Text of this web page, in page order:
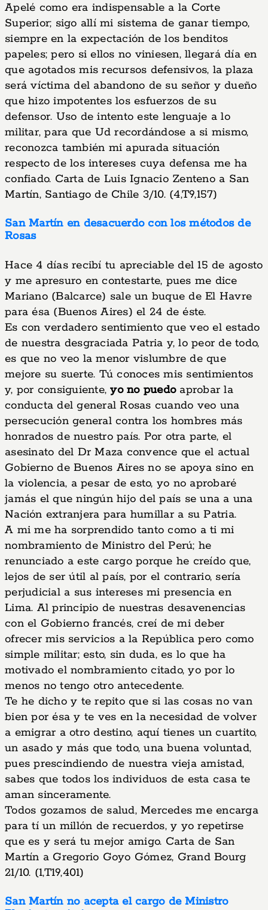
Apelé como era indispensable a la Corte
Superior; sigo allí mi sistema de ganar tiempo,
siempre en la expectación de los benditos
papeles; pero si ellos no viniesen, llegará día en
que agotados mis recursos defensivos, la plaza
será víctima del abandono de su señor y dueño
que hizo impotentes los esfuerzos de su
defensor. Uso de intento este lenguaje a lo
militar, para que Ud recordándose a si mismo,
reconozca también mi apurada situación
respecto de los intereses cuya defensa me ha
confiado. Carta de Luis Ignacio Zenteno a San
Martín, Santiago de Chile 3/10. (4,T9,157)
San Martín en desacuerdo con los métodos de
Rosas
Hace 4 días recibí tu apreciable del 15 de agosto
y me apresuro en contestarte, pues me dice
Mariano (Balcarce) sale un buque de El Havre
para ésa (Buenos Aires) el 24 de éste.
Es con verdadero sentimiento que veo el estado
de nuestra desgraciada Patria y, lo peor de todo,
es que no veo la menor vislumbre de que
mejore su suerte. Tú conoces mis sentimientos
y, por consiguiente,yo no puedoaprobar la
conducta del general Rosas cuando veo una
persecución general contra los hombres más
honrados de nuestro país. Por otra parte, el
asesinato del Dr Maza convence que el actual
Gobierno de Buenos Aires no se apoya sino en
la violencia, a pesar de esto, yo no aprobaré
jamás el que ningún hijo del país se una a una
Nación extranjera para humillar a su Patria.
A mi me ha sorprendido tanto como a ti mi
nombramiento de Ministro del Perú; he
renunciado a este cargo porque he creído que,
lejos de ser útil al país, por el contrario, sería
perjudicial a sus intereses mi presencia en
Lima. Al principio de nuestras desavenencias
con el Gobierno francés, creí de mi deber
ofrecer mis servicios a la República pero como
simple militar; esto, sin duda, es lo que ha
motivado el nombramiento citado, yo por lo
menos no tengo otro antecedente.
Te he dicho y te repito que si las cosas no van
bien por ésa y te ves en la necesidad de volver
a emigrar a otro destino, aquí tienes un cuartito,
un asado y más que todo, una buena voluntad,
pues prescindiendo de nuestra vieja amistad,
sabes que todos los individuos de esta casa te
aman sinceramente.
Todos gozamos de salud, Mercedes me encarga
para tí un millón de recuerdos, y yo repetirse
que es y será tu mejor amigo. Carta de San
Martín a Gregorio Goyo Gómez, Grand Bourg
21/10. (1,T19,401)
San Martín no acepta el cargo de Ministro